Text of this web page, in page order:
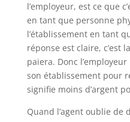
l’employeur, est ce que
en tant que personne
l’établissement en tant
réponse est claire, c’est
paiera. Donc
son établissement pour
signifie moins d’argent
Quand l’agent oublie de